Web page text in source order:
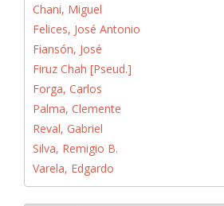
Chani, Miguel
Felices, José Antonio
Fiansón, José
Firuz Chah [Pseud.]
Forga, Carlos
Palma, Clemente
Reval, Gabriel
Silva, Remigio B.
Varela, Edgardo